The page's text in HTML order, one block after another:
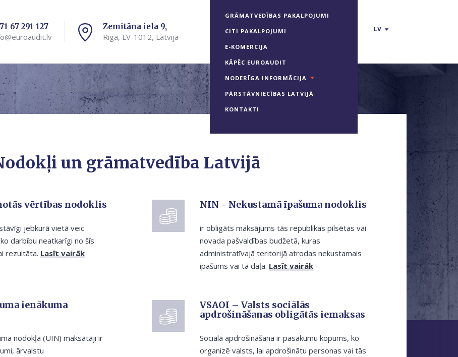
67 291 127 Zemitāna iela 9,
Rīga, LV-1012, Latvija
GRĀMATVEDĪBAS PAKALPOJUMI
CITI PAKALPOJUMI
E-KOMERCIJA
KĀPĒC EUROAUDIT
NODERĪGA INFORMĀCIJA
PĀRSTĀVNIECĪBAS LATVIJĀ
KONTAKTI
LV
un grāmatvedība Latvijā
vērtības nodoklis
jebkurā vietā veic
darbību neatkarīgi no šīs
rezultāta. Lasīt vairāk
NIN - Nekustamā īpašuma nodoklis
ir obligāts maksājums tās republikas pilsētas vai
novada pašvaldības budžetā, kuras
administratīvajā teritorijā atrodas nekustamais
īpašums vai tā daļa. Lasīt vairāk
ienākuma
nodokļa (UIN) maksātāji ir
ārvalstu
VSAOI – Valsts sociālās
apdrošināšanas obligātās iemaksas
Sociālā apdrošināšana ir pasākumu kopums, ko
organizē valsts, lai apdrošinātu personas vai tās